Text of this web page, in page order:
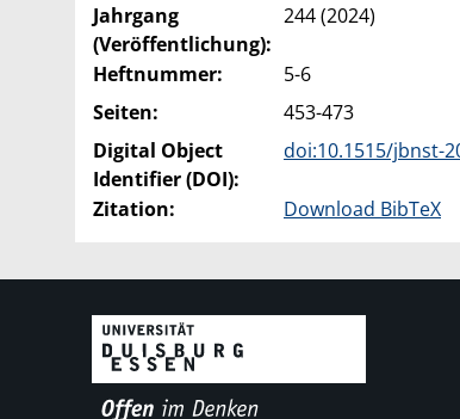
Jahrgang
(Veröffentlichung):
244 (2024)
Heftnummer:
5-6
Seiten:
453-473
Digital Object
Identifier (DOI):
doi:10.1515/jbnst-
Zitation: Download BibTeX